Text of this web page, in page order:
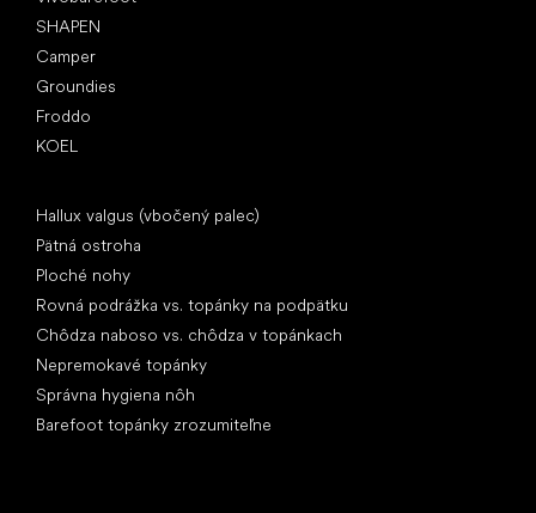
SHAPEN
Camper
Groundies
Froddo
KOEL
Hallux valgus (vbočený palec)
Pätná ostroha
Ploché nohy
Rovná podrážka vs. topánky na podpätku
Chôdza naboso vs. chôdza v topánkach
Nepremokavé topánky
Správna hygiena nôh
Barefoot topánky zrozumiteľne